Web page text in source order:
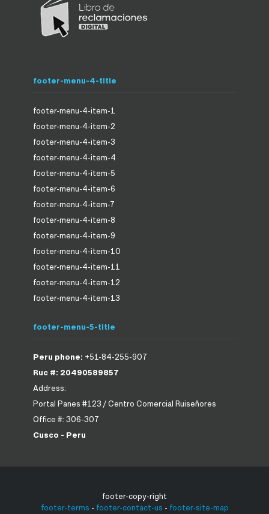
footer-menu-4-title
footer-menu-4-item-1
footer-menu-4-item-2
footer-menu-4-item-3
footer-menu-4-item-4
footer-menu-4-item-5
footer-menu-4-item-6
footer-menu-4-item-7
footer-menu-4-item-8
footer-menu-4-item-9
footer-menu-4-item-10
footer-menu-4-item-11
footer-menu-4-item-12
footer-menu-4-item-13
footer-menu-5-title
Peru phone: +51-84-255-907
Ruc #: 20490589857
Address:
Portal Panes #123 / Centro Comercial Ruiseñores
Office #: 306-307
Cusco - Peru
footer-copy-right
footer-terms - footer-contact-us - footer-site-map